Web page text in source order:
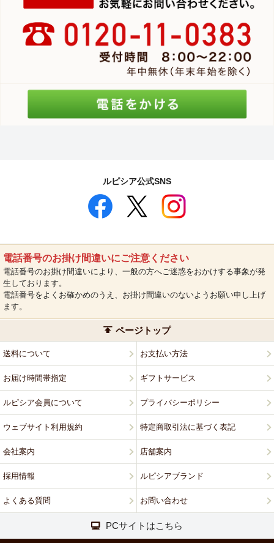
ルピシア公式SNS
電話番号のお掛け間違いにご注意ください
電話番号のお掛け間違いにより、一般の方へご迷惑をおかけする事象が発
生しております。
電話番号をよくお確かめのうえ、お掛け間違いのないようお願い申し上げ
ます。
ページトップ
送料について お支払い方法
お届け時間帯指定 ギフトサービス
ルピシア会員について プライバシーポリシー
ウェブサイト利用規約 特定商取引法に基づく表記
会社案内 店舗案内
採用情報 ルピシアブランド
よくある質問 お問い合わせ
PCサイトはこちら